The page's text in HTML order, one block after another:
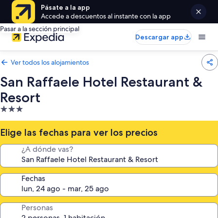
Pásate a la app
Accede a descuentos al instante con la app
Pasar a la sección principal
Descargar app
Ver todos los alojamientos
San Raffaele Hotel Restaurant &
Resort
Alojamiento
de
3.0 estrellas
Elige las fechas para ver los precios
¿A dónde vas?
Fechas
Personas